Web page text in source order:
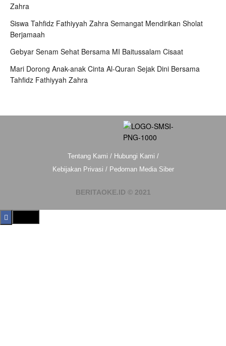
Zahra
Siswa Tahfidz Fathiyyah Zahra Semangat Mendirikan Sholat
Berjamaah
Gebyar Senam Sehat Bersama MI Baitussalam Cisaat
Mari Dorong Anak-anak Cinta Al-Quran Sejak Dini Bersama
Tahfidz Fathiyyah Zahra
Tentang Kami / Hubungi Kami /
Kebijakan Privasi / Pedoman Media Siber
BERITAOKE.ID © 2021